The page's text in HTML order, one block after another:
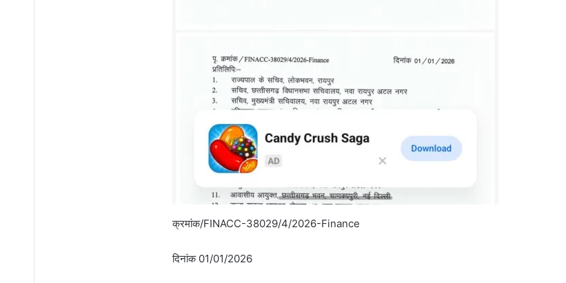
क्रमांक/FINACC-38029/4/2026-Finance
दिनांक 01/01/2026